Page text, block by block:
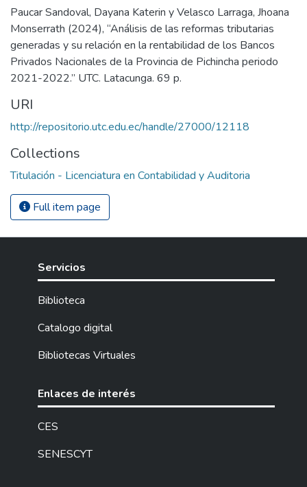
Paucar Sandoval, Dayana Katerin y Velasco Larraga, Jhoana
Monserrath (2024), “Análisis de las reformas tributarias
generadas y su relación en la rentabilidad de los Bancos
Privados Nacionales de la Provincia de Pichincha periodo
2021-2022.” UTC. Latacunga. 69 p.
URI
http://repositorio.utc.edu.ec/handle/27000/12118
Collections
Titulación - Licenciatura en Contabilidad y Auditoria
Full item page
Servicios
Biblioteca
Catalogo digital
Bibliotecas Virtuales
Enlaces de interés
CES
SENESCYT